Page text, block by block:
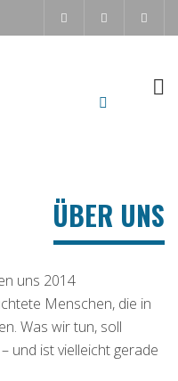
ÜBER UNS
uns 2014
Menschen, die in
Was wir tun, soll
und ist vielleicht gerade